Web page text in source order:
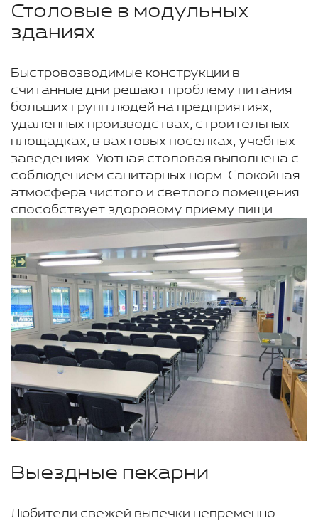
Столовые в модульных
зданиях
Быстровозводимые конструкции в
считанные дни решают проблему питания
больших групп людей на предприятиях,
удаленных производствах, строительных
площадках, в вахтовых поселках, учебных
заведениях. Уютная столовая выполнена с
соблюдением санитарных норм. Спокойная
атмосфера чистого и светлого помещения
способствует здоровому приему пищи.
Выездные пекарни
Любители свежей выпечки непременно